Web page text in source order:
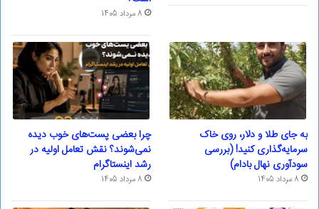
8 مرداد 1405
به جای طلا و دلار، روی خاک
سرمایه‌گذاری کنید! (بررسی
سودآوری نهال بادام)
8 مرداد 1405
چرا بعضی پست‌های خوب دیده
نمی‌شوند؟ نقش تعامل اولیه در
رشد اینستاگرام
8 مرداد 1405